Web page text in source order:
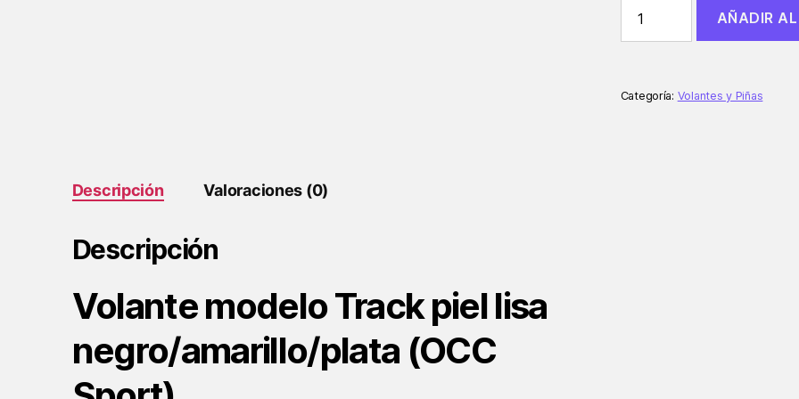
€79,80.
es:
€59,85.
modelo
Track
negro/amarillo/plata
AÑADIR
Categoría: Volantes y Piñas
Descripción Valoraciones (0)
Descripción
Volante modelo Track piel lisa
negro/amarillo/plata (OCC